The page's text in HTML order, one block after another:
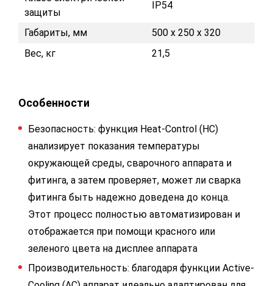
защиты
IP54
Габариты, мм
500 x 250 x 320
Вес, кг
21,5
Особенности
Безопасность: функция Heat-Control (HC)
анализирует показания температуры
окружающей среды, сварочного аппарата и
фитинга, а затем проверяет, может ли сварка
фитинга быть надежно доведена до конца.
Этот процесс полностью автоматизирован и
отображается при помощи красного или
зеленого цвета на дисплее аппарата
Производительность: благодаря функции Active-